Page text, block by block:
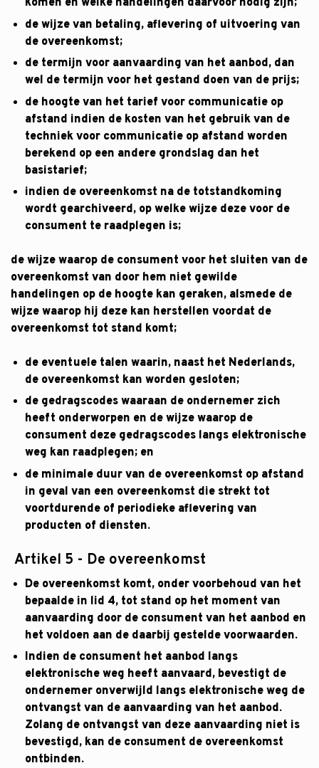
komen en welke handelingen daarvoor nodig zijn;
de wijze van betaling, aflevering of uitvoering van
de overeenkomst;
de termijn voor aanvaarding van het aanbod, dan
wel de termijn voor het gestand doen van de prijs;
de hoogte van het tarief voor communicatie op
afstand indien de kosten van het gebruik van de
techniek voor communicatie op afstand worden
berekend op een andere grondslag dan het
basistarief;
indien de overeenkomst na de totstandkoming
wordt gearchiveerd, op welke wijze deze voor de
consument te raadplegen is;
de wijze waarop de consument voor het sluiten van de
overeenkomst van door hem niet gewilde
handelingen op de hoogte kan geraken, alsmede de
wijze waarop hij deze kan herstellen voordat de
overeenkomst tot stand komt;
de eventuele talen waarin, naast het Nederlands,
de overeenkomst kan worden gesloten;
de gedragscodes waaraan de ondernemer zich
heeft onderworpen en de wijze waarop de
consument deze gedragscodes langs elektronische
weg kan raadplegen; en
de minimale duur van de overeenkomst op afstand
in geval van een overeenkomst die strekt tot
voortdurende of periodieke aflevering van
producten of diensten.
Artikel 5 - De overeenkomst
De overeenkomst komt, onder voorbehoud van het
bepaalde in lid 4, tot stand op het moment van
aanvaarding door de consument van het aanbod en
het voldoen aan de daarbij gestelde voorwaarden.
Indien de consument het aanbod langs
elektronische weg heeft aanvaard, bevestigt de
ondernemer onverwijld langs elektronische weg de
ontvangst van de aanvaarding van het aanbod.
Zolang de ontvangst van deze aanvaarding niet is
bevestigd, kan de consument de overeenkomst
ontbinden.